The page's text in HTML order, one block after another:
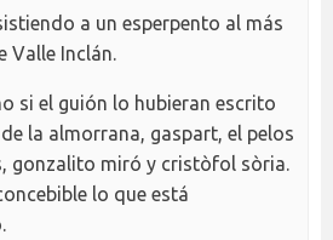
a un esperpento al más
Valle Inclán.
si el guión lo hubieran escrito
la almorrana, gaspart, el pelos
gonzalito miró y cristòfol sòria.
lo que está